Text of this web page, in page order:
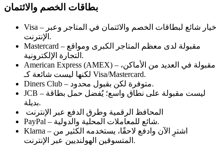
بطاقات الخصم والائتمان
Visa – خيار شائع لبطاقات الخصم والائتمان في المتاجر وعبر
الإنترنت.
Mastercard – مقبولة لدى معظم المتاجر الكبرى ومواقع
التجارة الإلكترونية.
American Express (AMEX) – مقبولة في العديد من الأماكن،
لكنها ليست شائعة كـ Visa/Mastercard.
Diners Club – متوفرة لكن بقبول محدود.
JCB – ليست مقبولة على نطاق واسع؛ يُفضل حمل بطاقة
بديلة.
المحافظ الرقمية وطرق الدفع عبر الإنترنت
PayPal – شائع للمعاملات المحلية والدولية.
Klarna – اشترِ الآن وادفع لاحقًا، يستخدمه الكثير من
المتسوقين الهولنديين عبر الإنترنت.